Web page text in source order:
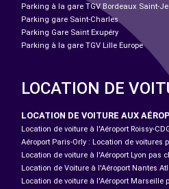
Parking à la gare TGV Bordeaux Saint-
Parking gare Saint-Charles
Parking Gare Saint Exupéry
Parking à la gare TGV Lille Europe
LOCATION DE
LOCATION DE VOITURE AUX
Location de voiture à l'Aéroport Roissy-
Aéroport Paris-Orly : Location de voitures
Location de voiture à l'Aéroport Lyon pas
Location de Voiture à l'Aéroport Nantes
Location de voiture à l'Aéroport Marseille